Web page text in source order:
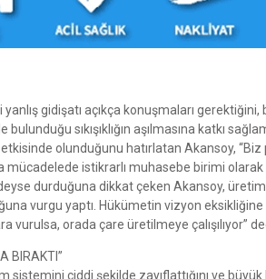
gidişatı açıkça konuşmaları gerektiğini,
sıkışıklığın aşılmasına katkı
olunduğunu hatırlatan Akansoy, “Biz
istikrarlı muhasebe birimi olarak
durduğuna dikkat çeken Akansoy, üretim
vurgu yaptı. Hükümetin vizyon
orada çare üretilmeye çalışılıyor”
BIRAKTI”
ciddi şekilde zayıflattığını ve büyük